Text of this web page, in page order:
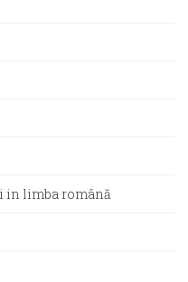
in limba română